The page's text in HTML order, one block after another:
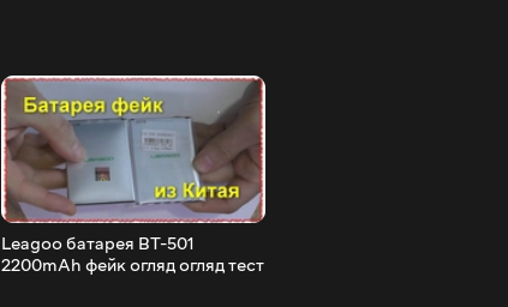
Leagoo батарея BT-501
2200mAh фейк огляд огляд тест